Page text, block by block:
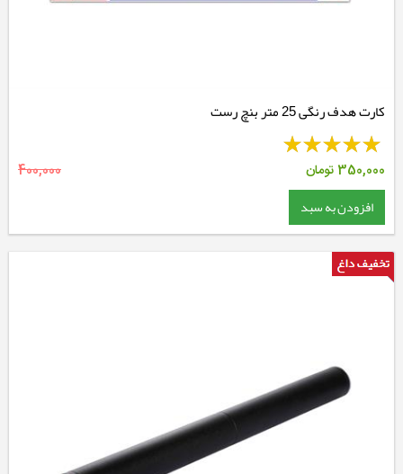
کارت هدف رنگی 25 متر بنچ رست
350,000تومان 400,000
افزودن به سبد